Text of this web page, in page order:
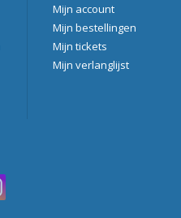
Mijn account
Mijn bestellingen
Mijn tickets
Mijn verlanglijst